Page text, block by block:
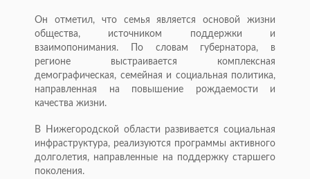
Он отметил, что семья является основой жизни
общества, источником поддержки и
взаимопонимания. По словам губернатора, в
регионе выстраивается комплексная
демографическая, семейная и социальная политика,
направленная на повышение рождаемости и
качества жизни.
В Нижегородской области развивается социальная
инфраструктура, реализуются программы активного
долголетия, направленные на поддержку старшего
поколения.